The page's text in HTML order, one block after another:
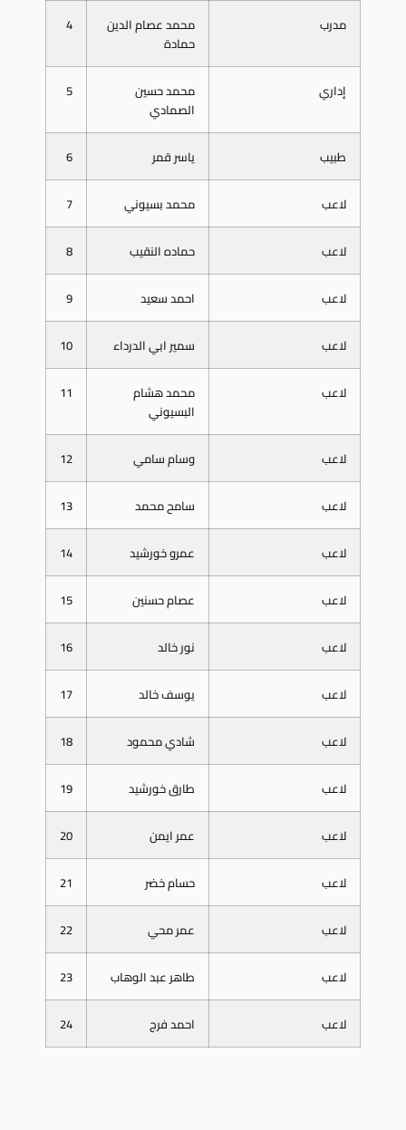
مدرب
محمد عصام الدين
حمادة
4
إداري
محمد حسين
الصمادي
5
طبيب ياسر قمر 6
لاعب محمد بسيوني 7
لاعب حماده النقيب 8
لاعب احمد سعيد 9
لاعب سمير ابي الدرداء 10
لاعب
محمد هشام
البسيوني
11
لاعب وسام سامي 12
لاعب سامح محمد 13
لاعب عمرو خورشيد 14
لاعب عصام حسنين 15
لاعب نور خالد 16
لاعب يوسف خالد 17
لاعب شادي محمود 18
لاعب طارق خورشيد 19
لاعب عمر ايمن 20
لاعب حسام خضر 21
لاعب عمر محي 22
لاعب طاهر عبد الوهاب 23
لاعب احمد فرج 24